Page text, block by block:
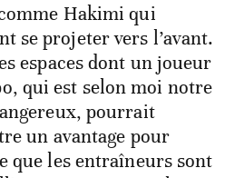
Hakimi qui
se projeter vers l’avant.
espaces dont un joueur
qui est selon moi notre
pourrait
un avantage pour
que les entraîneurs sont